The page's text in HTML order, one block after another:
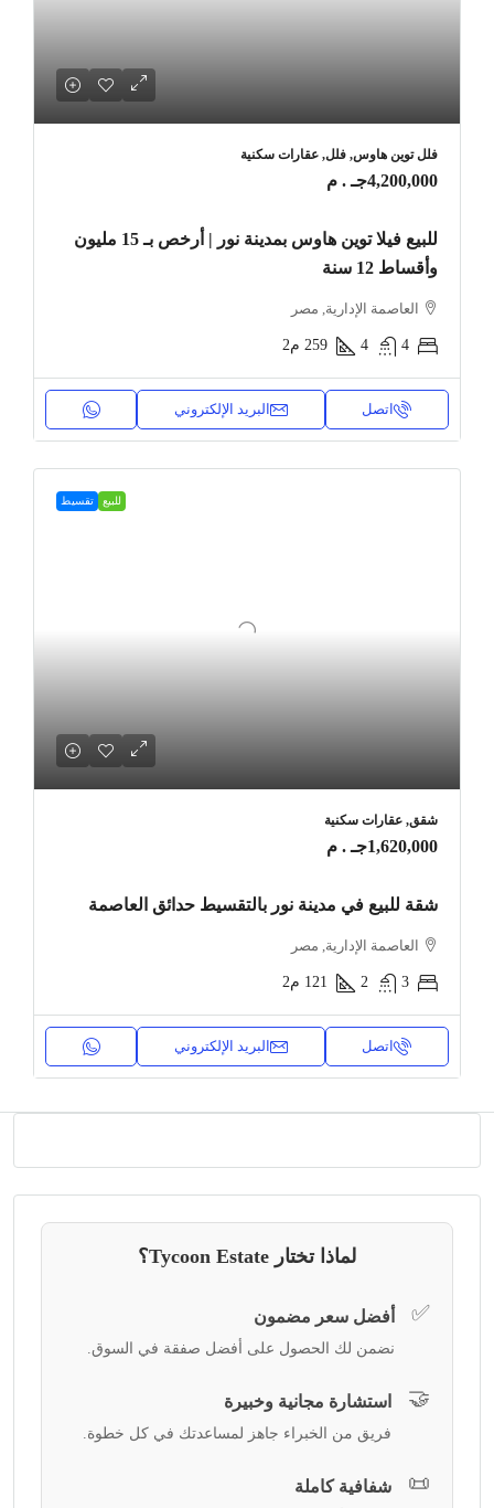
فلل توين هاوس, فلل, عقارات سكنية
4,200,000جـ . م
للبيع فيلا توين هاوس بمدينة نور | أرخص بـ 15 مليون
وأقساط 12 سنة
العاصمة الإدارية, مصر
4
4
259 م2
اتصل البريد الإلكتروني
للبيع تقسيط
شقق, عقارات سكنية
1,620,000جـ . م
شقة للبيع في مدينة نور بالتقسيط حدائق العاصمة
العاصمة الإدارية, مصر
3
2
121 م2
اتصل البريد الإلكتروني
لماذا تختار Tycoon Estate؟
✅ أفضل سعر مضمون
نضمن لك الحصول على أفضل صفقة في السوق.
🤝 استشارة مجانية وخبيرة
فريق من الخبراء جاهز لمساعدتك في كل خطوة.
📜 شفافية كاملة